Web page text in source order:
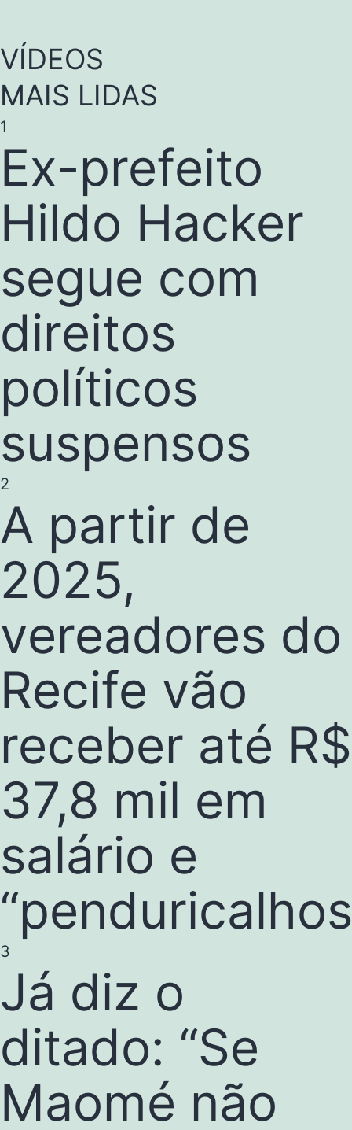
VÍDEOS
MAIS LIDAS
1
Ex-prefeito
Hildo Hacker
segue com
direitos
políticos
suspensos
2
A partir de
2025,
vereadores do
Recife vão
receber até R$
37,8 mil em
salário e
3
Já diz o
ditado: “Se
Maomé não